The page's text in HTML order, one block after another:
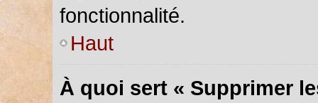
fonctionnalité.
Haut
À quoi sert « Supprimer